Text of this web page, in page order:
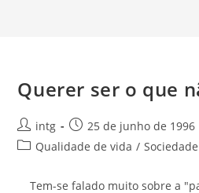
Querer ser o que
intg
25 de junho de 1996
Qualidade de vida / Sociedade
Tem-se falado muito sobre a